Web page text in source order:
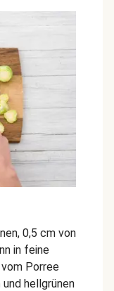
0,5 cm von
in feine
Porree
hellgrünen